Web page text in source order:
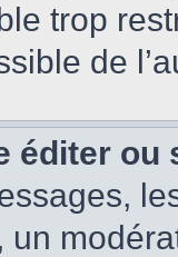
trop
de
éditer ou
un